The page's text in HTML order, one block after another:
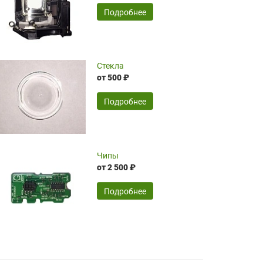
временные затраты по достаточно
оптимизированной стоимости, чему
чрезмерно благодарны!)))
SERGEY FOURSOV,24.04.2026
широкий ассортимент ламп, как оригиналов,
так и аналогов.Быстрое оформление и
передача в доставку, приемлемые цены. Мне
понравилось.
Читать полностью
16.04.2026
Подробнее
Стекла
от 500 ₽
Подробнее
Чипы
от 2 500 ₽
Подробнее